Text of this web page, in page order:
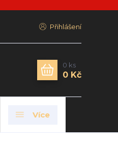
Přihlášení
0 ks
0 Kč
Více